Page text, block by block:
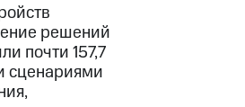
решений
почти 157,7
сценариями